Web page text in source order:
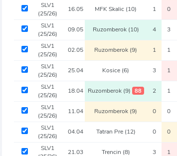
SLV1
(25/26)
16.05 MFK Skalic (10) 1 0
SLV1
(25/26)
09.05 Ruzomberok (10) 4 3
SLV1
(25/26)
02.05 Ruzomberok (9) 1 1
SLV1
(25/26)
25.04 Kosice (6) 3 1
SLV1
(25/26)
18.04 Ruzomberok (9) 88 2 1
SLV1
(25/26)
11.04 Ruzomberok (9) 0 0
SLV1
(25/26)
04.04 Tatran Pre (12) 0 0
SLV1
21.03 Trencin (8) 3 1